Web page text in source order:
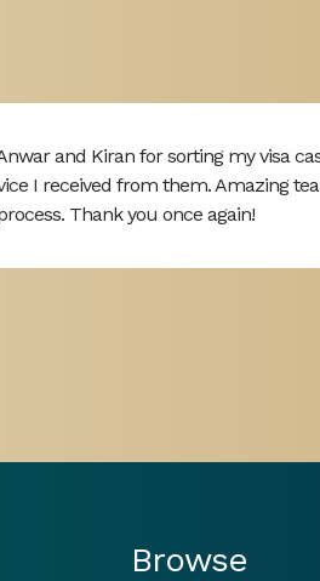
and Kiran for sorting my visa
I received from them. Amazing
Thank you once again!
Browse